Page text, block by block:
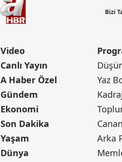
Bizi
Video
Canlı Yayın
A Haber Özel
Gündem
Ekonomi
Son Dakika
Yaşam
Dünya
Yaz
Arka